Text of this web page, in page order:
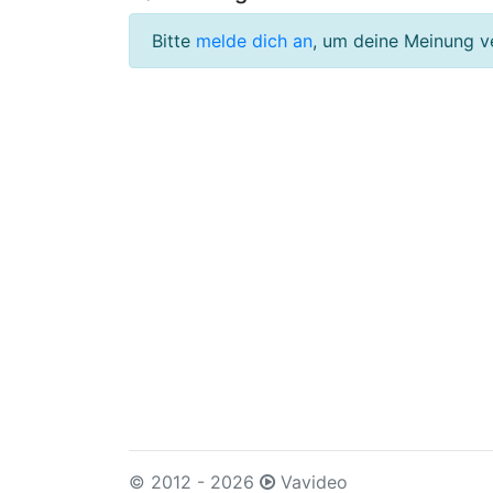
Bitte melde dich an, um deine Meinung
© 2012 - 2026 Vavideo